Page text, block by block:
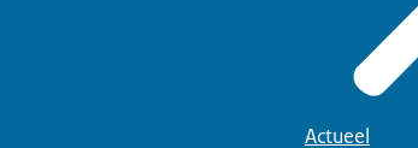
Actueel